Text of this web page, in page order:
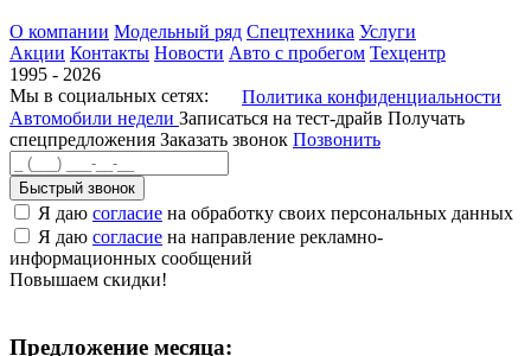
О компании Модельный ряд Спецтехника Услуги
Акции Контакты Новости Авто с пробегом Техцентр
1995 - 2026
Мы в социальных сетях:
Политика конфиденциальности
Автомобили недели Записаться на тест-драйв Получать
спецпредложения Заказать звонок Позвонить
Быстрый звонок
Я даю согласие на обработку своих персональных данных
Я даю согласие на направление рекламно-
информационных сообщений
Повышаем скидки!
Предложение месяца: